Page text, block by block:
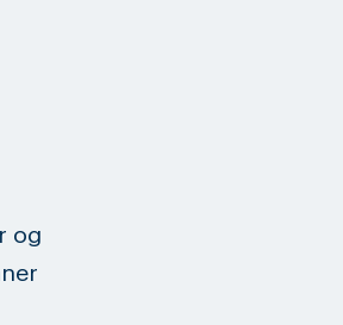
og